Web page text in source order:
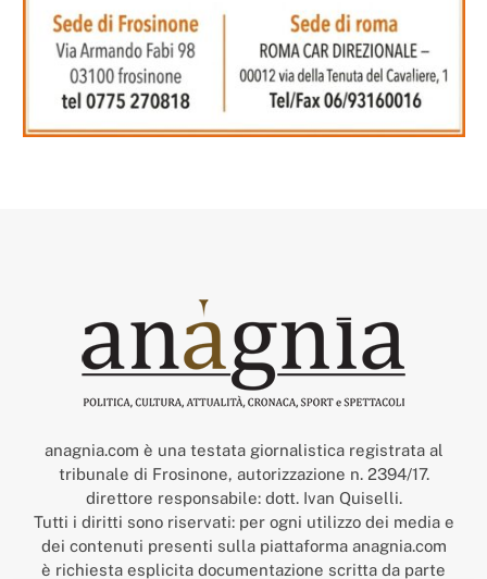
anagnia.com è una testata giornalistica registrata al
tribunale di Frosinone, autorizzazione n. 2394/17.
direttore responsabile: dott. Ivan Quiselli.
Tutti i diritti sono riservati: per ogni utilizzo dei media e
dei contenuti presenti sulla piattaforma anagnia.com
è richiesta esplicita documentazione scritta da parte